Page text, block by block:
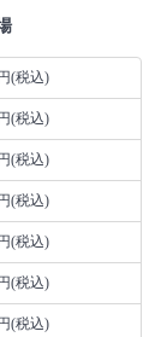
(税込)
(税込)
(税込)
(税込)
(税込)
(税込)
(税込)